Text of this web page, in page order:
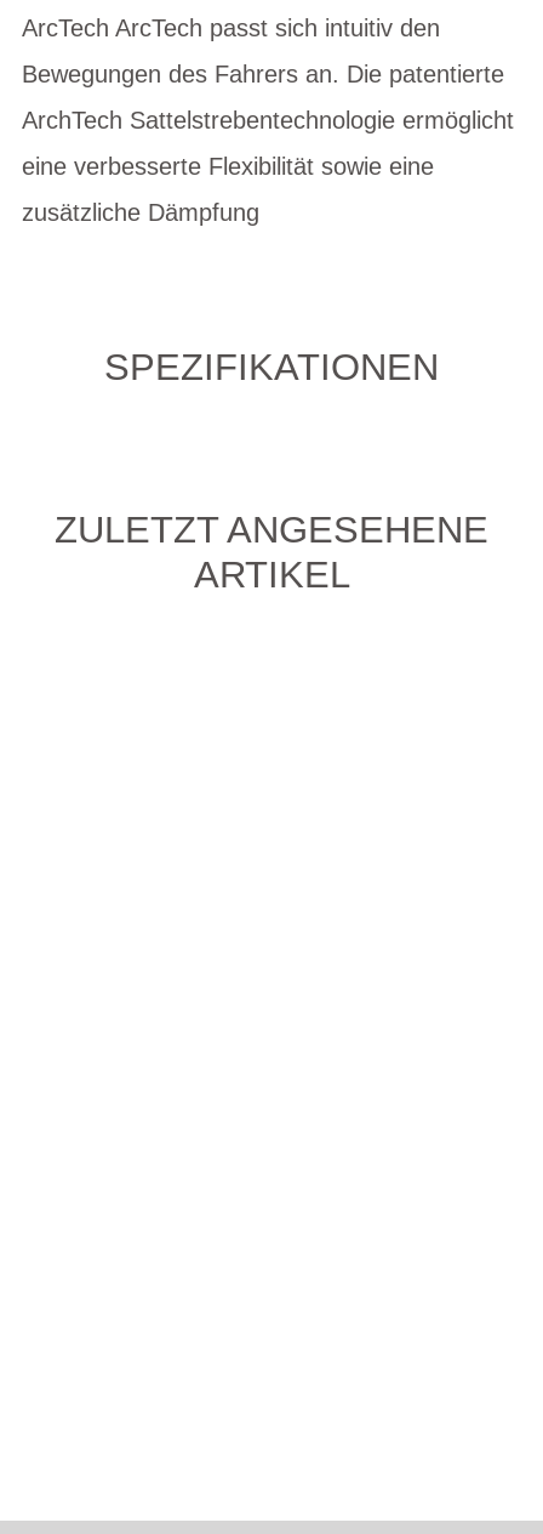
ArcTech ArcTech passt sich intuitiv den
Bewegungen des Fahrers an. Die patentierte
ArchTech Sattelstrebentechnologie ermöglicht
eine verbesserte Flexibilität sowie eine
zusätzliche Dämpfung
SPEZIFIKATIONEN
ZULETZT ANGESEHENE
ARTIKEL